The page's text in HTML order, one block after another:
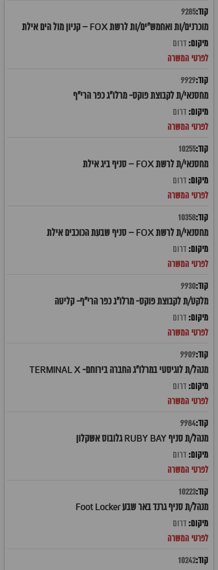
9285
מוכרנים/ות ואחמש"ים/ות לרשת FOX – קניון מול הים אילת
דרום
9929
מחסנאי/ת לקבוצת פוקס- מרלו"ג כפר הרי"ף
דרום
10255
מחסנאי/ת לרשת FOX – סניף ביג אילת
דרום
10358
מחסנאי/ת לרשת FOX – סניף שבעת הכוכבים אילת
דרום
9930
מלקט/ת לקבוצת פוקס- מרלו"ג כפר הרי"ף- קליטה
דרום
9909
מנהל/ת לוגיסטי במרלו"ג החברה בירוחם- TERMINAL X
דרום
9984
מנהל/ת סניף RUBY BAY גלובוס אשקלון
דרום
10223
מנהל/ת סניף גרנד באר שבע Foot Locker
דרום
10242